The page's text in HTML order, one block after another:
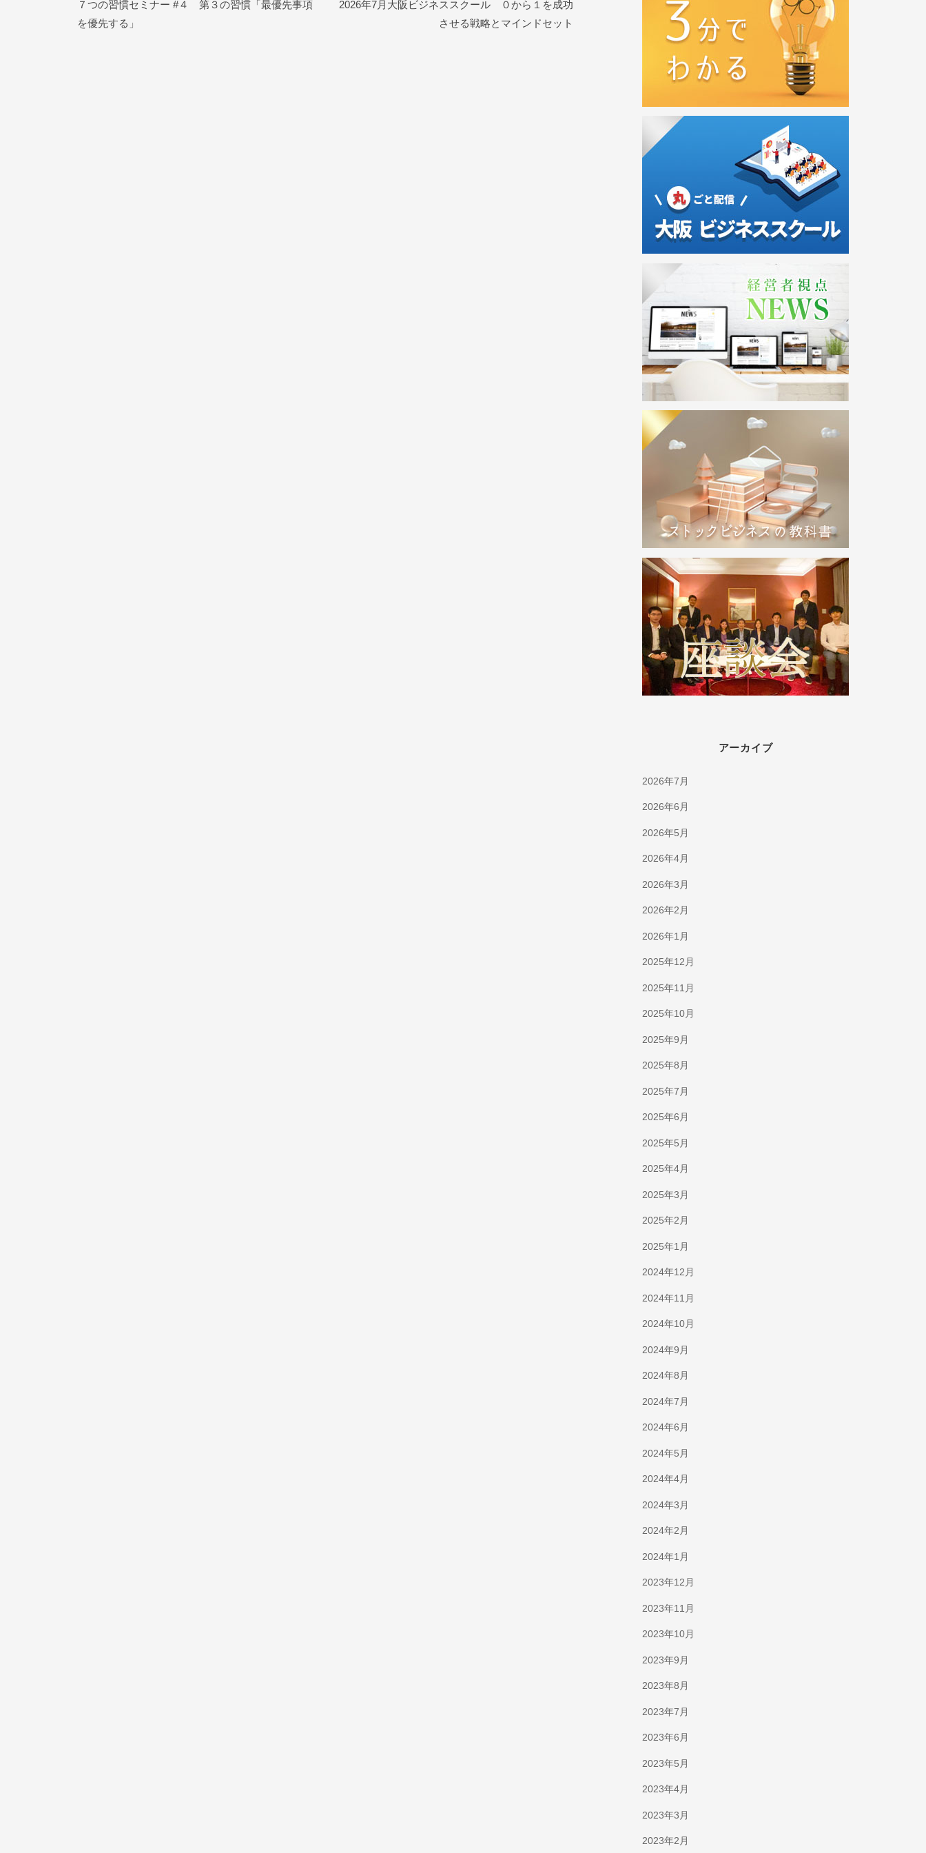
稿
７つの習慣セミナー #４ 第３の習慣「最優先事項
を優先する」
2026年7月大阪ビジネススクール ０から１を成功
させる戦略とマインドセット
アーカイブ
2026年7月
2026年6月
2026年5月
2026年4月
2026年3月
2026年2月
2026年1月
2025年12月
2025年11月
2025年10月
2025年9月
2025年8月
2025年7月
2025年6月
2025年5月
2025年4月
2025年3月
2025年2月
2025年1月
2024年12月
2024年11月
2024年10月
2024年9月
2024年8月
2024年7月
2024年6月
2024年5月
2024年4月
2024年3月
2024年2月
2024年1月
2023年12月
2023年11月
2023年10月
2023年9月
2023年8月
2023年7月
2023年6月
2023年5月
2023年4月
2023年3月
2023年2月